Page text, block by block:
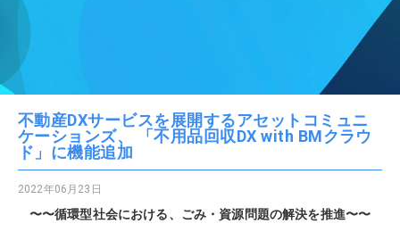
不動産DXサービスを展開するアセットコミュニ
ケーションズ、 「不用品回収DX with BMクラウ
ド」に機能追加
2022年06月23日
〜〜循環型社会における、ごみ・資源問題の解決を推進〜〜